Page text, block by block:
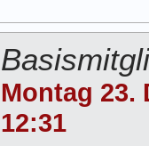
Montag 23.
12:31